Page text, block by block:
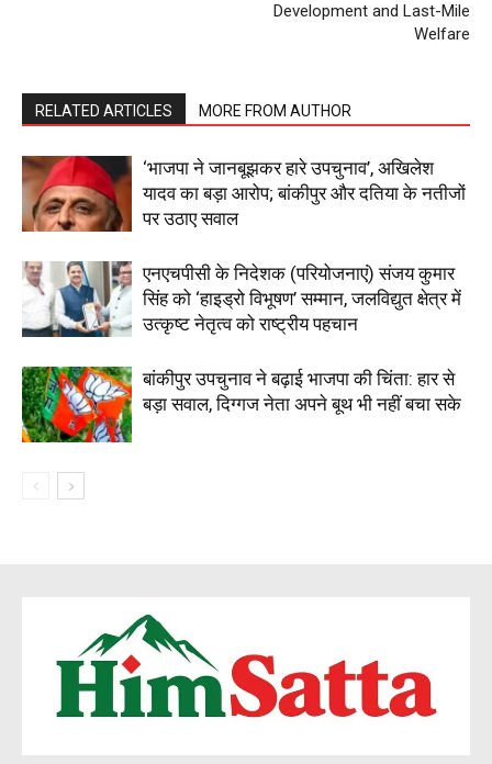
Development and Last-Mile
Welfare
RELATED ARTICLES MORE FROM AUTHOR
‘भाजपा ने जानबूझकर हारे उपचुनाव’, अखिलेश
यादव का बड़ा आरोप; बांकीपुर और दतिया के नतीजों
पर उठाए सवाल
एनएचपीसी के निदेशक (परियोजनाएं) संजय कुमार
सिंह को ‘हाइड्रो विभूषण’ सम्मान, जलविद्युत क्षेत्र में
उत्कृष्ट नेतृत्व को राष्ट्रीय पहचान
बांकीपुर उपचुनाव ने बढ़ाई भाजपा की चिंता: हार से
बड़ा सवाल, दिग्गज नेता अपने बूथ भी नहीं बचा सके